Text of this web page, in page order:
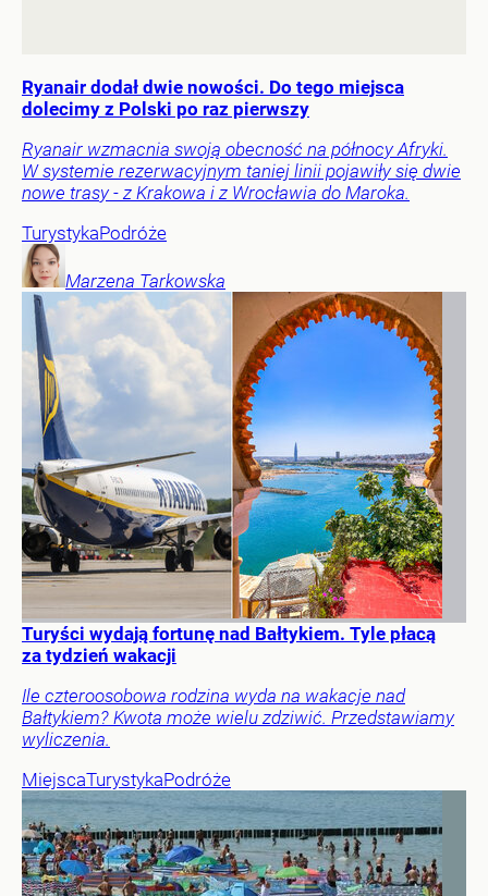
Ryanair dodał dwie nowości. Do tego miejsca
dolecimy z Polski po raz pierwszy
Ryanair wzmacnia swoją obecność na północy Afryki.
W systemie rezerwacyjnym taniej linii pojawiły się dwie
nowe trasy - z Krakowa i z Wrocławia do Maroka.
TurystykaPodróże
Marzena Tarkowska
Turyści wydają fortunę nad Bałtykiem. Tyle płacą
za tydzień wakacji
Ile czteroosobowa rodzina wyda na wakacje nad
Bałtykiem? Kwota może wielu zdziwić. Przedstawiamy
wyliczenia.
MiejscaTurystykaPodróże